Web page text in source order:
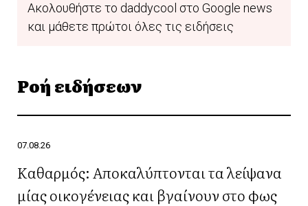
Ακολουθήστε το daddycool στο Google news
και μάθετε πρώτοι όλες τις ειδήσεις
Ροή ειδήσεων
07.08.26
Καθαρμός: Αποκαλύπτονται τα λείψανα
μίας οικογένειας και βγαίνουν στο φως